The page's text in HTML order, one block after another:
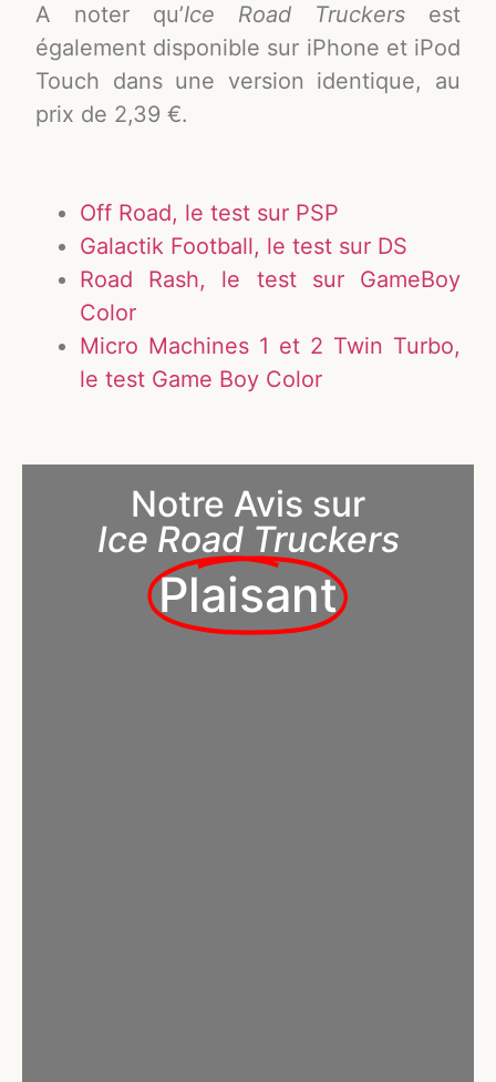
A noter qu’Ice Road Truckersest
également disponible sur iPhone et iPod
Touch dans une version identique, au
prix de 2,39 €.
Off Road, le test sur PSP
Galactik Football, le test sur DS
Road Rash, le test sur GameBoy
Color
Micro Machines 1 et 2 Twin Turbo,
le test Game Boy Color
Notre Avis sur
Ice Road Truckers
Plaisant